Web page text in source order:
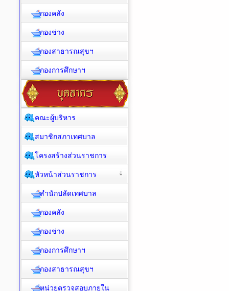
กองคลัง
กองช่าง
กองสาธารณสุขฯ
กองการศึกษาฯ
คณะผู้บริหาร
สมาชิกสภาเทศบาล
โครงสร้างส่วนราชการ
หัวหน้าส่วนราชการ
สำนักปลัดเทศบาล
กองคลัง
กองช่าง
กองการศึกษาฯ
กองสาธารณสุขฯ
หน่วยตรวจสอบภายใน